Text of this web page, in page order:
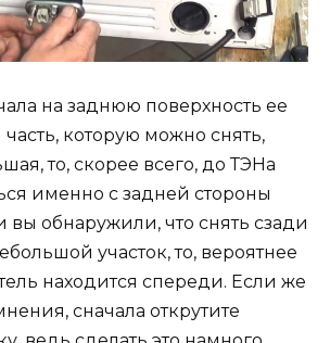
на заднюю поверхность ее
часть, которую можно снять,
то, скорее всего, до ТЭНа
именно с задней стороны
обнаружили, что снять сзади
участок, то, вероятнее
находится спереди. Если же
сначала открутите